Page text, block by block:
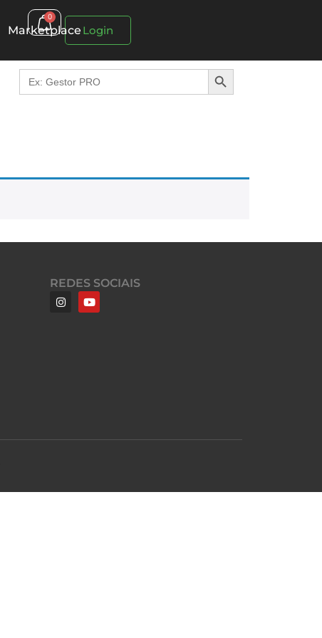
Marketplace
0
Login
Search
for:
Search Button
REDES SOCIAIS